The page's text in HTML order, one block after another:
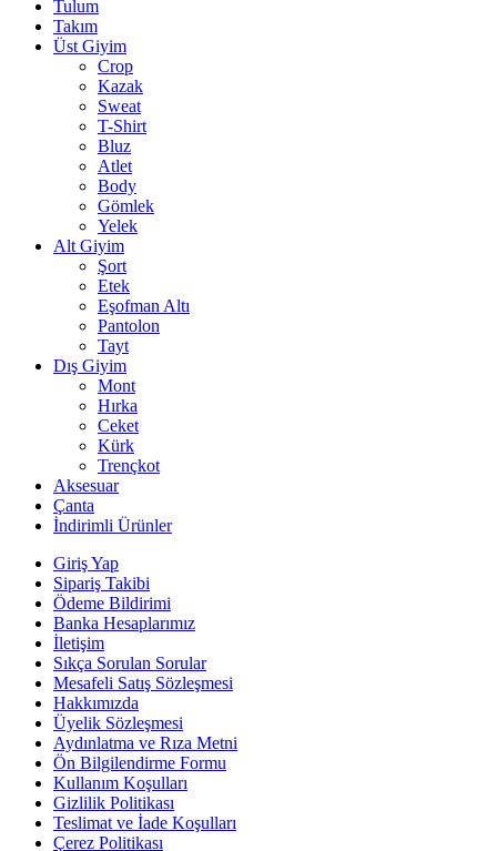
Tulum
Takım
Üst Giyim
Crop
Kazak
Sweat
T-Shirt
Bluz
Atlet
Body
Gömlek
Yelek
Alt Giyim
Şort
Etek
Eşofman Altı
Pantolon
Tayt
Dış Giyim
Mont
Hırka
Ceket
Kürk
Trençkot
Aksesuar
Çanta
İndirimli Ürünler
Giriş Yap
Sipariş Takibi
Ödeme Bildirimi
Banka Hesaplarımız
İletişim
Sıkça Sorulan Sorular
Mesafeli Satış Sözleşmesi
Hakkımızda
Üyelik Sözleşmesi
Aydınlatma ve Rıza Metni
Ön Bilgilendirme Formu
Kullanım Koşulları
Gizlilik Politikası
Teslimat ve İade Koşulları
Çerez Politikası